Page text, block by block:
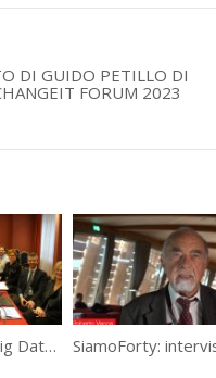
DI GUIDO PETILLO DI
FORUM 2023
Tavola Rotonda Big Data e IoT, senza l’IT non si va lontano